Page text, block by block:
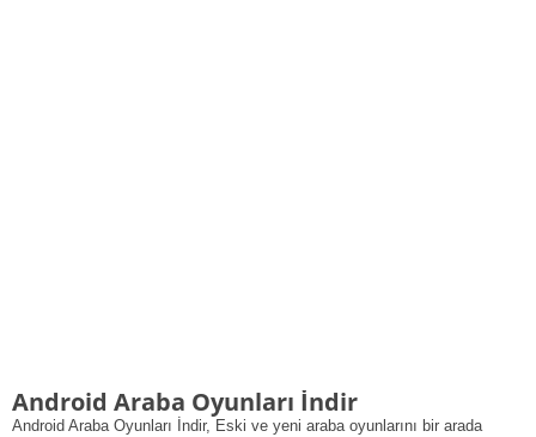
Android Araba Oyunları İndir
Android Araba Oyunları İndir, Eski ve yeni araba oyunlarını bir arada